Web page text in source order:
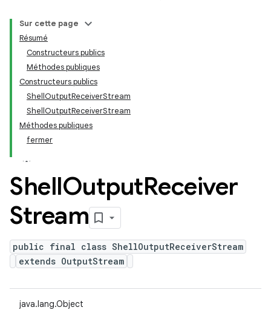
Sur cette page
Résumé
Constructeurs publics
Méthodes publiques
Constructeurs publics
ShellOutputReceiverStream
ShellOutputReceiverStream
Méthodes publiques
fermer
ShellOutputReceiver
Stream
public final class ShellOutputReceiverStream
extends OutputStream
java.lang.Object